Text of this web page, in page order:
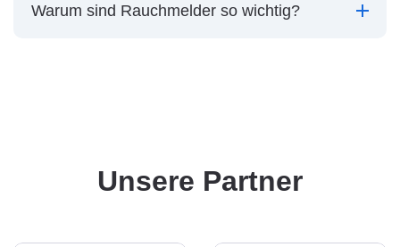
Warum sind Rauchmelder so wichtig?
Unsere Partner